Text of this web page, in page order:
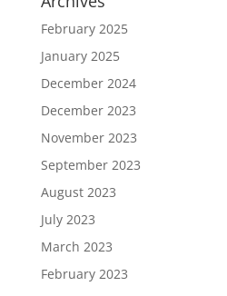
February 2025
January 2025
December 2024
December 2023
November 2023
September 2023
August 2023
July 2023
March 2023
February 2023